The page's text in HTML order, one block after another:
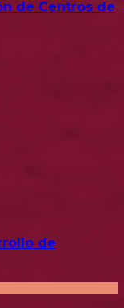
de Centros de
de